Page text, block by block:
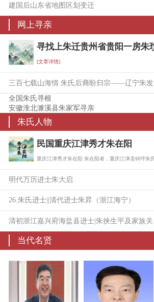
建国后山东省地图区划变迁
网上寻亲
[文章详情]
全国朱氏寻根
安徽淮北濉溪县朱家军寻亲
朱氏人物
民国重庆江津秀才朱在阳
明代万历进士朱大启
26.朱氏进士||清代进士朱昇（浙江海宁）
当代名贤